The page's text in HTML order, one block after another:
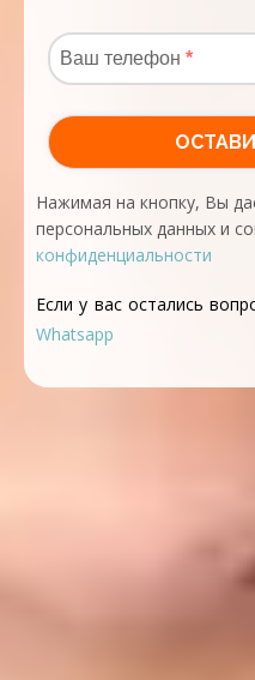
Нажимая на кнопку, Вы
персональных данных и
конфиденциальности
Если у вас остались
Whatsapp